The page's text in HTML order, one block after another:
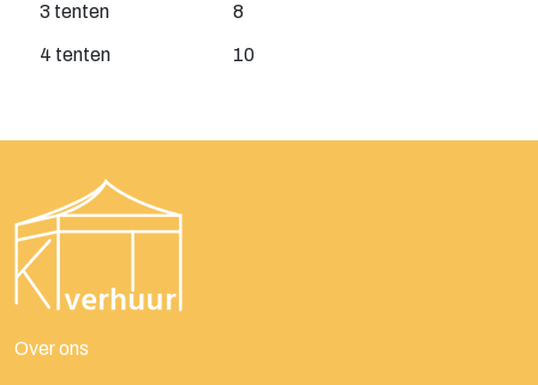
3 tenten 8
4 tenten 10
Over ons